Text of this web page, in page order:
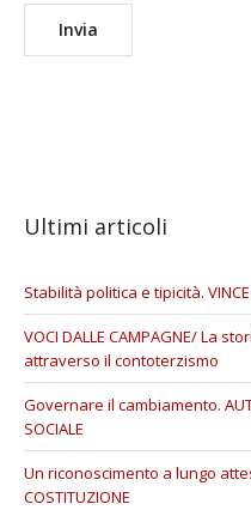
Ultimi articoli
Stabilità politica e tipicità. VINCE
VOCI DALLE CAMPAGNE/ La
attraverso il contoterzismo
Governare il cambiamento.
SOCIALE
Un riconoscimento a lungo
COSTITUZIONE